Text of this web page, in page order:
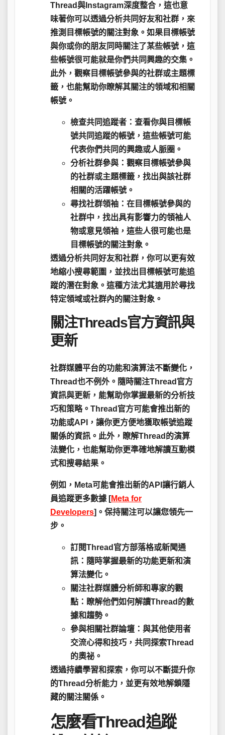
Thread與Instagram深度整合，這也意
味著你可以透過分析共同好友和社群，來
推測目標帳號的關注對象。 如果目標帳號
與你或你的朋友同時關注了某些帳號，這
些帳號很可能就是你們共同興趣的交集 。
此外，觀察目標帳號參與的社群或主題標
籤，也能幫助你瞭解其關注的領域和相關
帳號。
檢查共同追蹤者 ：查看你與目標帳
號共同追蹤的帳號，這些帳號可能
代表你們共同的興趣或人脈圈。
分析社群參與 ：觀察目標帳號參與
的社群或主題標籤，找出與該社群
相關的活躍帳號。
尋找社群領袖 ：在目標帳號參與的
社群中，找出具有影響力的領袖人
物或意見領袖，這些人很可能也是
目標帳號的關注對象。
透過分析共同好友和社群，你可以更有效
地縮小搜尋範圍，並找出目標帳號可能追
蹤的潛在對象。這種方法尤其適用於尋找
特定領域或社群內的關注對象。
關注Threads官方資訊與
更新
社群媒體平台的功能和演算法不斷變化，
Thread也不例外。 隨時關注Thread官方
資訊與更新，能幫助你掌握最新的分析技
巧和策略。Thread官方可能會推出新的
功能或API，讓你更方便地獲取帳號追蹤
關係的資訊。此外，瞭解Thread的演算
法變化，也能幫助你更準確地解讀互動模
式和搜尋結果。
例如，Meta可能會推出新的API讓行銷人
員追蹤更多數據 [Meta for
Developers]。保持關注可以讓您領先一
步。
訂閱Thread官方部落格或新聞通
訊 ：隨時掌握最新的功能更新和演
算法變化。
關注社群媒體分析師和專家的觀
點 ：瞭解他們如何解讀Thread的數
據和趨勢。
參與相關社群論壇 ：與其他使用者
交流心得和技巧，共同探索Thread
的奧祕。
透過持續學習和探索，你可以不斷提升你
的Thread分析能力，並更有效地解鎖隱
藏的關注關係。
怎麼看Thread追蹤